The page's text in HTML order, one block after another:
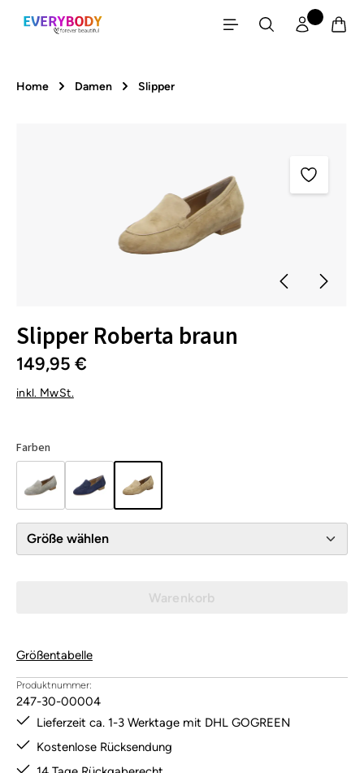
Zum Hauptinhalt springen
Home Damen Slipper
Slipper Roberta braun
149,95 €
inkl. MwSt.
Farben
Größe wählen
Warenkorb
Größentabelle
Produktnummer:
247-30-00004
Lieferzeit ca. 1-3 Werktage mit DHL GOGREEN
Kostenlose Rücksendung